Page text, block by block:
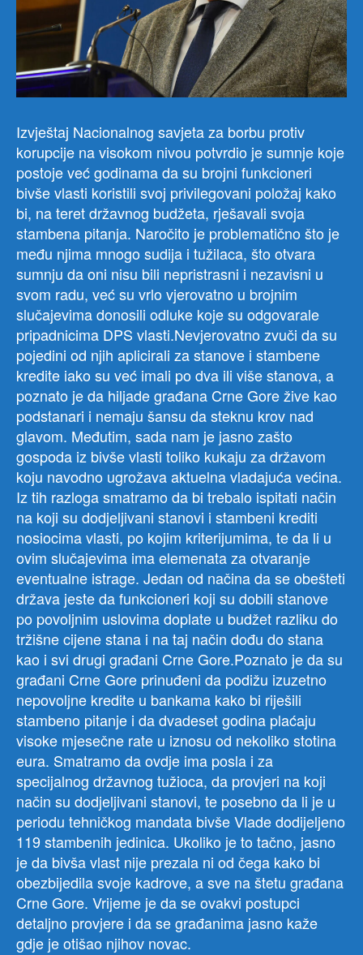
Izvještaj Nacionalnog savjeta za borbu protiv
korupcije na visokom nivou potvrdio je sumnje koje
postoje već godinama da su brojni funkcioneri
bivše vlasti koristili svoj privilegovani položaj kako
bi, na teret državnog budžeta, rješavali svoja
stambena pitanja. Naročito je problematično što je
među njima mnogo sudija i tužilaca, što otvara
sumnju da oni nisu bili nepristrasni i nezavisni u
svom radu, već su vrlo vjerovatno u brojnim
slučajevima donosili odluke koje su odgovarale
pripadnicima DPS vlasti.Nevjerovatno zvuči da su
pojedini od njih aplicirali za stanove i stambene
kredite iako su već imali po dva ili više stanova, a
poznato je da hiljade građana Crne Gore žive kao
podstanari i nemaju šansu da steknu krov nad
glavom. Međutim, sada nam je jasno zašto
gospoda iz bivše vlasti toliko kukaju za državom
koju navodno ugrožava aktuelna vladajuća većina.
Iz tih razloga smatramo da bi trebalo ispitati način
na koji su dodjeljivani stanovi i stambeni krediti
nosiocima vlasti, po kojim kriterijumima, te da li u
ovim slučajevima ima elemenata za otvaranje
eventualne istrage. Jedan od načina da se obešteti
država jeste da funkcioneri koji su dobili stanove
po povoljnim uslovima doplate u budžet razliku do
tržišne cijene stana i na taj način dođu do stana
kao i svi drugi građani Crne Gore.Poznato je da su
građani Crne Gore prinuđeni da podižu izuzetno
nepovoljne kredite u bankama kako bi riješili
stambeno pitanje i da dvadeset godina plaćaju
visoke mjesečne rate u iznosu od nekoliko stotina
eura. Smatramo da ovdje ima posla i za
specijalnog državnog tužioca, da provjeri na koji
način su dodjeljivani stanovi, te posebno da li je u
periodu tehničkog mandata bivše Vlade dodijeljeno
119 stambenih jedinica. Ukoliko je to tačno, jasno
je da bivša vlast nije prezala ni od čega kako bi
obezbijedila svoje kadrove, a sve na štetu građana
Crne Gore. Vrijeme je da se ovakvi postupci
detaljno provjere i da se građanima jasno kaže
gdje je otišao njihov novac.